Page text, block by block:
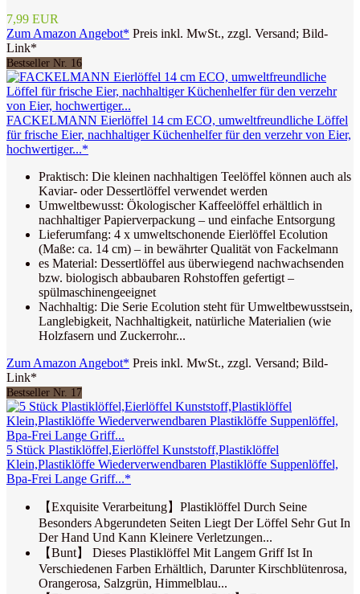
7,99 EUR
Zum Amazon Angebot* Preis inkl. MwSt., zzgl. Versand; Bild-
Link*
Bestseller Nr. 16
FACKELMANN Eierlöffel 14 cm ECO, umweltfreundliche Löffel
für frische Eier, nachhaltiger Küchenhelfer für den verzehr von Eier,
hochwertiger...*
Praktisch: Die kleinen nachhaltigen Teelöffel können auch als
Kaviar- oder Dessertlöffel verwendet werden
Umweltbewusst: Ökologischer Kaffeelöffel erhältlich in
nachhaltiger Papierverpackung – und einfache Entsorgung
Lieferumfang: 4 x umweltschonende Eierlöffel Ecolution
(Maße: ca. 14 cm) – in bewährter Qualität von Fackelmann
es Material: Dessertlöffel aus überwiegend nachwachsenden
bzw. biologisch abbaubaren Rohstoffen gefertigt –
spülmaschinengeeignet
Nachhaltig: Die Serie Ecolution steht für Umweltbewusstsein,
Langlebigkeit, Nachhaltigkeit, natürliche Materialien (wie
Holzfasern und Zuckerrohr...
Zum Amazon Angebot* Preis inkl. MwSt., zzgl. Versand; Bild-
Link*
Bestseller Nr. 17
5 Stück Plastiklöffel,Eierlöffel Kunststoff,Plastiklöffel
Klein,Plastiklöffe Wiederverwendbaren Plastiklöffe Suppenlöffel,
Bpa-Frei Lange Griff...*
【Exquisite Verarbeitung】Plastiklöffel Durch Seine
Besonders Abgerundeten Seiten Liegt Der Löffel Sehr Gut In
Der Hand Und Kann Kleinere Verletzungen...
【Bunt】 Dieses Plastiklöffel Mit Langem Griff Ist In
Verschiedenen Farben Erhältlich, Darunter Kirschblütenrosa,
Orangerosa, Salzgrün, Himmelblau...